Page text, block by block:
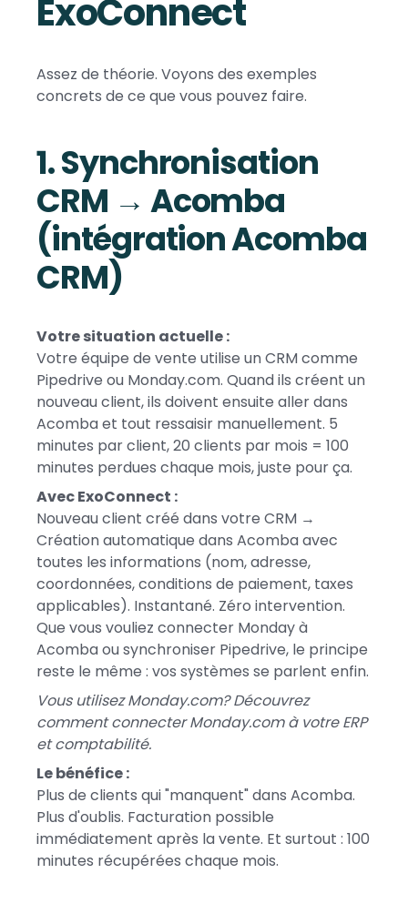
ExoConnect
Assez de théorie. Voyons des exemples
concrets de ce que vous pouvez faire.
1. Synchronisation
CRM → Acomba
(intégration Acomba
CRM)
Votre situation actuelle :
Votre équipe de vente utilise un CRM comme
Pipedrive ou Monday.com. Quand ils créent un
nouveau client, ils doivent ensuite aller dans
Acomba et tout ressaisir manuellement. 5
minutes par client, 20 clients par mois = 100
minutes perdues chaque mois, juste pour ça.
Avec ExoConnect :
Nouveau client créé dans votre CRM →
Création automatique dans Acomba avec
toutes les informations (nom, adresse,
coordonnées, conditions de paiement, taxes
applicables). Instantané. Zéro intervention.
Que vous vouliez connecter Monday à
Acomba ou synchroniser Pipedrive, le principe
reste le même : vos systèmes se parlent enfin.
Vous utilisez Monday.com? Découvrez
comment connecter Monday.com à votre ERP
et comptabilité.
Le bénéfice :
Plus de clients qui "manquent" dans Acomba.
Plus d'oublis. Facturation possible
immédiatement après la vente. Et surtout : 100
minutes récupérées chaque mois.